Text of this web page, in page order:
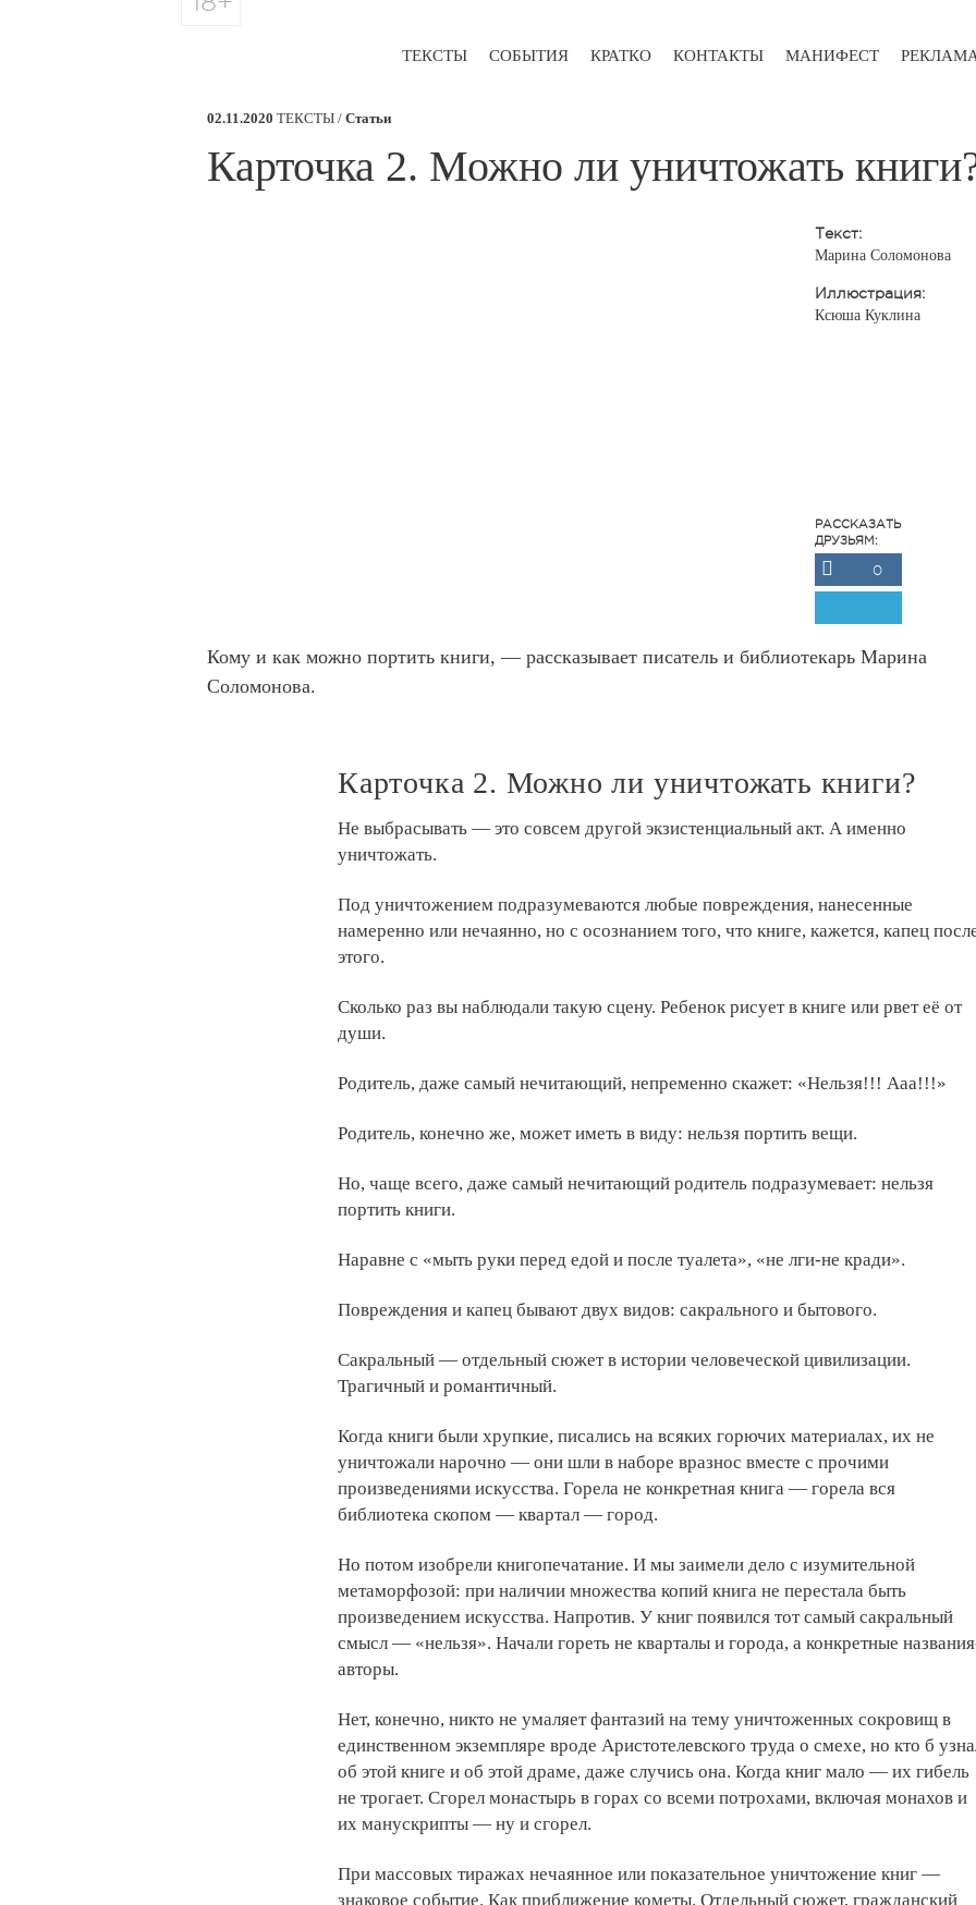
ТЕКСТЫ СОБЫТИЯ КРАТКО КОНТАКТЫ МАНИФЕСТ
02.11.2020 ТЕКСТЫ / Статьи
Карточка 2. Можно ли уничтожать
Текст:
Марина Соломонова
Иллюстрация:
Ксюша Куклина
РАССКАЗАТЬ
ДРУЗЬЯМ:
0
Кому и как можно портить книги, — рассказывает писатель и библиотекарь Марина
Соломонова.
Карточка 2. Можно ли уничтожать книги?
Не выбрасывать — это совсем другой экзистенциальный акт. А именно
уничтожать.
Под уничтожением подразумеваются любые повреждения, нанесенные
намеренно или нечаянно, но с осознанием того, что книге, кажется, капец
этого.
Сколько раз вы наблюдали такую сцену. Ребенок рисует в книге или рвет её от
души.
Родитель, даже самый нечитающий, непременно скажет: «Нельзя!!! Ааа!!!»
Родитель, конечно же, может иметь в виду: нельзя портить вещи.
Но, чаще всего, даже самый нечитающий родитель подразумевает: нельзя
портить книги.
Наравне с «мыть руки перед едой и после туалета», «не лги-не кради».
Повреждения и капец бывают двух видов: сакрального и бытового.
Сакральный — отдельный сюжет в истории человеческой цивилизации.
Трагичный и романтичный.
Когда книги были хрупкие, писались на всяких горючих материалах, их не
уничтожали нарочно — они шли в наборе вразнос вместе с прочими
произведениями искусства. Горела не конкретная книга — горела вся
библиотека скопом — квартал — город.
Но потом изобрели книгопечатание. И мы заимели дело с изумительной
метаморфозой: при наличии множества копий книга не перестала быть
произведением искусства. Напротив. У книг появился тот самый сакральный
смысл — «нельзя». Начали гореть не кварталы и города, а конкретные
авторы.
Нет, конечно, никто не умаляет фантазий на тему уничтоженных сокровищ в
единственном экземпляре вроде Аристотелевского труда о смехе, но кто б
об этой книге и об этой драме, даже случись она. Когда книг мало — их гибель
не трогает. Сгорел монастырь в горах со всеми потрохами, включая монахов и
их манускрипты — ну и сгорел.
При массовых тиражах нечаянное или показательное уничтожение книг —
знаковое событие. Как приближение кометы. Отдельный сюжет, гражданский